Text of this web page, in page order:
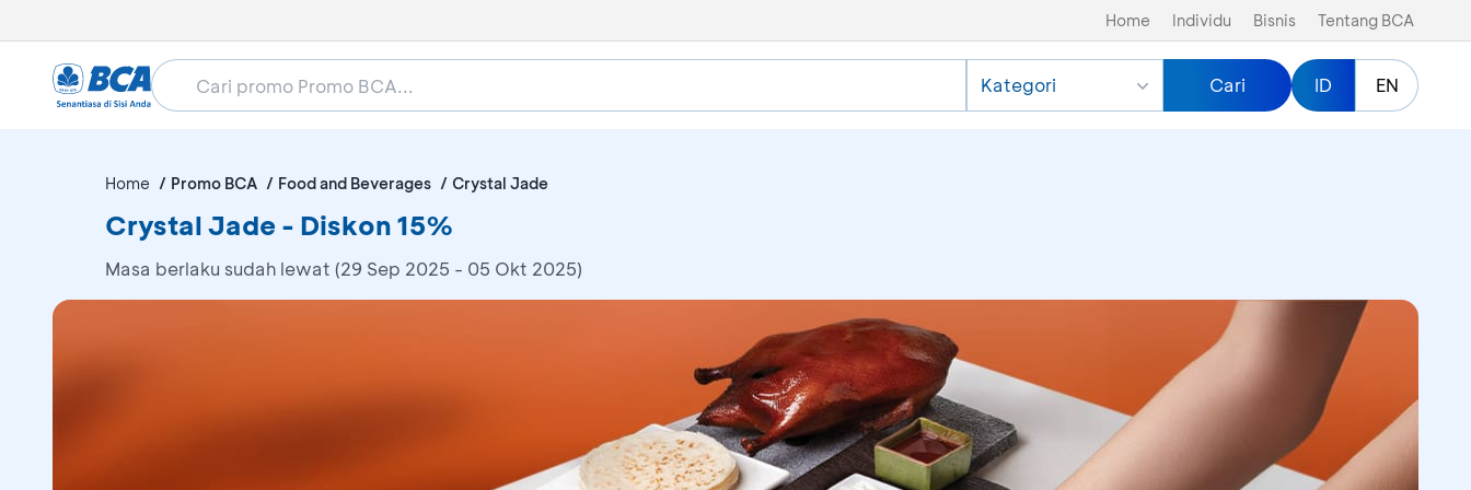
Home Individu Bisnis Tentang BCA
Kategori Cari ID EN
Home Promo BCA Food and Beverages Crystal Jade
Crystal Jade - Diskon 15%
Masa berlaku sudah lewat (29 Sep 2025 - 05 Okt 2025)